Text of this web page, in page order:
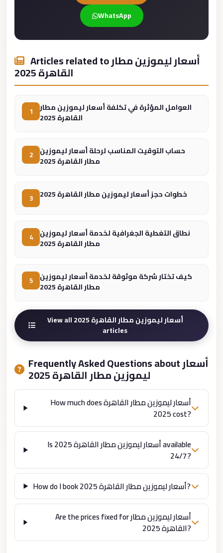
WhatsApp
Articles related to أسعار ليموزين مطار
القاهرة 2025
1
العوامل المؤثرة في تكلفة أسعار ليموزين مطار
القاهرة 2025
2
حساب التوقيت المناسب لرحلة أسعار ليموزين
مطار القاهرة 2025
3 خطوات حجز أسعار ليموزين مطار القاهرة 2025
4
نطاق التغطية الجغرافية لخدمة أسعار ليموزين
مطار القاهرة 2025
5
كيف تختار شركة موثوقة لخدمة أسعار ليموزين
مطار القاهرة 2025
View all أسعار ليموزين مطار القاهرة 2025
articles
Frequently Asked Questions about أسعار
ليموزين مطار القاهرة 2025
How much does أسعار ليموزين مطار القاهرة
2025 cost?
Is أسعار ليموزين مطار القاهرة 2025 available
24/7?
How do I book أسعار ليموزين مطار القاهرة 2025?
Are the prices fixed for أسعار ليموزين مطار
القاهرة 2025?
Cairo
Limousine
Company
Limousine
Companies
Airport
airport
Hurghada
Transfer
Cairo
Hurghada
Taxi
Hurghada
Limousine
Service
Hurghada
Limousine
Helwan
Taxi
Heliopolis
Taxi